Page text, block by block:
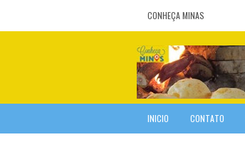
CONHEÇA MINAS
INICIO CONTATO